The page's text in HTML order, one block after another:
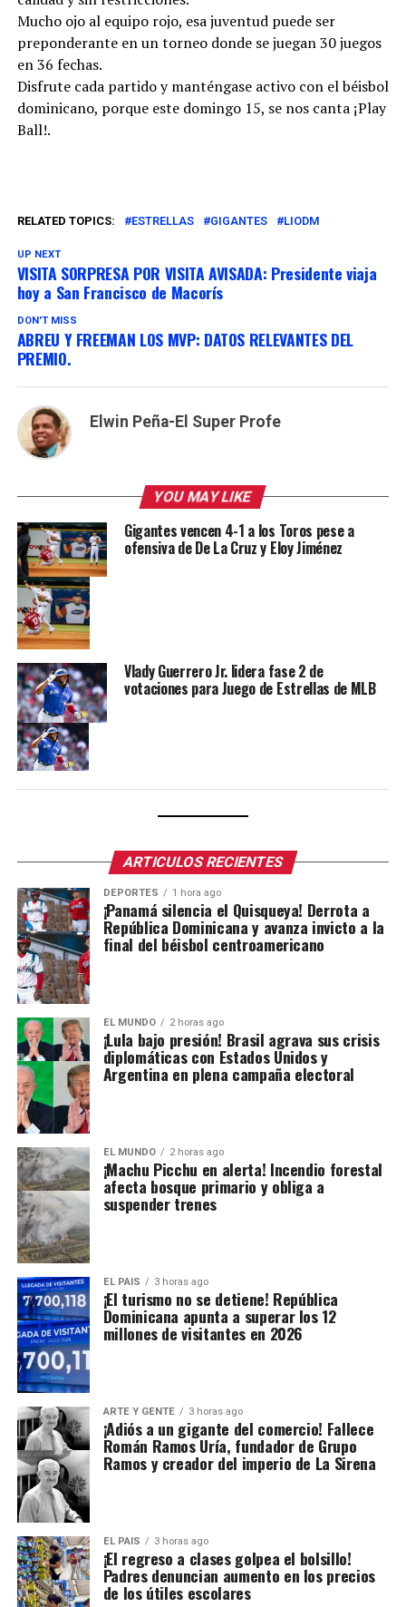
Mucho ojo al equipo rojo, esa juventud puede ser
preponderante en un torneo donde se juegan 30 juegos
en 36 fechas.
Disfrute cada partido y manténgase activo con el béisbol
dominicano, porque este domingo 15, se nos canta ¡Play
Ball!.
RELATED TOPICS: ESTRELLAS GIGANTES LIODM
UP NEXT
VISITA SORPRESA POR VISITA AVISADA: Presidente viaja
hoy a San Francisco de Macorís
DON'T MISS
ABREU Y FREEMAN LOS MVP: DATOS RELEVANTES DEL
PREMIO.
Elwin Peña-El Super Profe
YOU MAY LIKE
Gigantes vencen 4-1 a los Toros pese a
ofensiva de De La Cruz y Eloy Jiménez
Vlady Guerrero Jr. lidera fase 2 de
votaciones para Juego de Estrellas de MLB
ARTICULOS RECIENTES
DEPORTES 1 hora ago
¡Panamá silencia el Quisqueya! Derrota a
República Dominicana y avanza invicto a la
final del béisbol centroamericano
EL MUNDO 2 horas ago
¡Lula bajo presión! Brasil agrava sus crisis
diplomáticas con Estados Unidos y
Argentina en plena campaña electoral
EL MUNDO 2 horas ago
¡Machu Picchu en alerta! Incendio forestal
afecta bosque primario y obliga a
suspender trenes
EL PAIS 3 horas ago
¡El turismo no se detiene! República
Dominicana apunta a superar los 12
millones de visitantes en 2026
ARTE Y GENTE 3 horas ago
¡Adiós a un gigante del comercio! Fallece
Román Ramos Uría, fundador de Grupo
Ramos y creador del imperio de La Sirena
EL PAIS 3 horas ago
¡El regreso a clases golpea el bolsillo!
Padres denuncian aumento en los precios
de los útiles escolares